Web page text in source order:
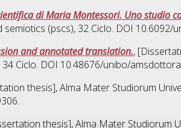
di Maria Montessori. Uno studio
semiotics (pscs), 32 Ciclo. DOI
and annotated translation.,
34 Ciclo. DOI 10.48676/unibo/
thesis], Alma Mater Studiorum
thesis], Alma Mater Studiorum